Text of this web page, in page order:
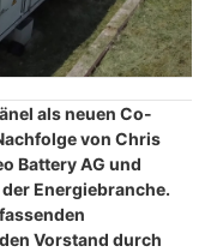
als neuen Co-
von Chris
Battery AG und
Energiebranche.
Vorstand durch